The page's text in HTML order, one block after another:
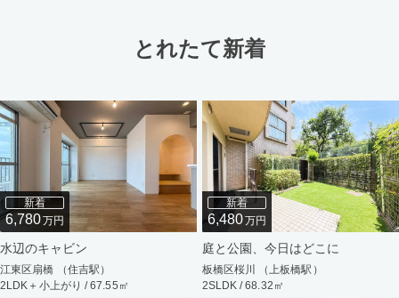
とれたて新着
新着
6,780万円
水辺のキャビン
江東区扇橋 （住吉駅）
2LDK＋小上がり / 67.55㎡
新着
6,480万円
庭と公園、今日はどこに
板橋区桜川 （上板橋駅）
2SLDK / 68.32㎡